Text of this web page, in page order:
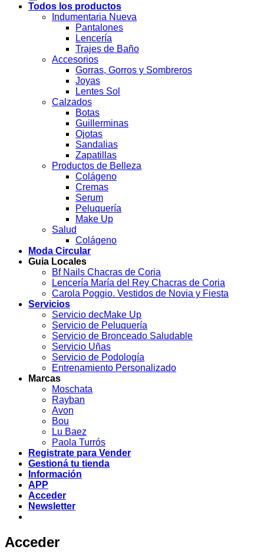
Todos los productos
Indumentaria Nueva
Pantalones
Lencería
Trajes de Baño
Accesorios
Gorras, Gorros y Sombreros
Joyas
Lentes Sol
Calzados
Botas
Guillerminas
Ojotas
Sandalias
Zapatillas
Productos de Belleza
Colágeno
Cremas
Serum
Peluquería
Make Up
Salud
Colágeno
Moda Circular
Guia Locales
Bf Nails Chacras de Coria
Lencería María del Rey Chacras de Coria
Carola Poggio. Vestidos de Novia y Fiesta
Servicios
Servicio decMake Up
Servicio de Peluquería
Servicio de Bronceado Saludable
Servicio Uñas
Servicio de Podología
Entrenamiento Personalizado
Marcas
Moschata
Rayban
Avon
Bou
Lu Baez
Paola Turrós
Registrate para Vender
Gestioná tu tienda
Información
APP
Acceder
Newsletter
Acceder